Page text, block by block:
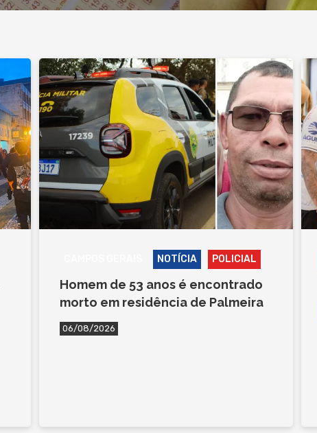
NOTÍCIA POLICIAL
Homem de 53 anos é encontrado
morto em residência de Palmeira
06/08/2026